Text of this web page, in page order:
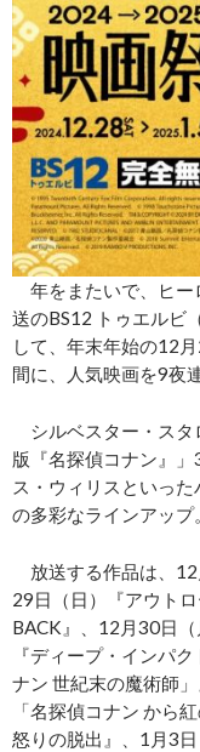
年をまたいで、ヒー
送のBS12 トゥエルビ
して、年末年始の12
間に、人気映画を9夜
シルベスター・スタ
版『名探偵コナン』
ス・ウィリスといっ
の多彩なラインアップ。
放送する作品は、12
29日（日）『アウト
BACK』、12月30日（
『ディープ・インパ
ナン 世紀末の魔術師
「名探偵コナン から
怒りの脱出』、1月3